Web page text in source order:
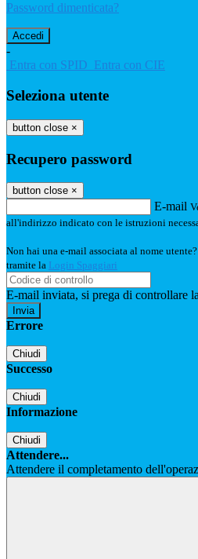
Password dimenticata?
-
Entra con SPID Entra con CIE
Seleziona utente
button close ×
Recupero password
button close ×
E-mail
all'indirizzo indicato con le istruzioni
Non hai una e-mail associata al nome
tramite la Login Spaggiari
E-mail inviata, si prega di controllare
Errore
Chiudi
Successo
Chiudi
Informazione
Chiudi
Attendere...
Attendere il completamento